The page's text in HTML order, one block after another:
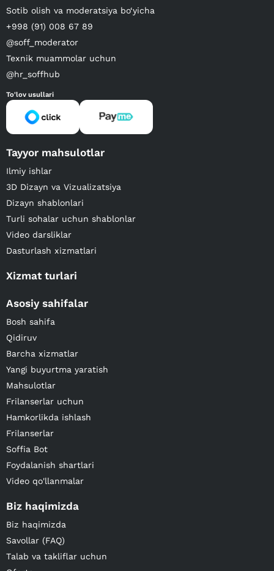
Sotib olish va moderatsiya bo‘yicha
+998 (91) 008 67 89
@soff_moderator
Texnik muammolar uchun
@hr_soffhub
To'lov usullari
Tayyor mahsulotlar
Ilmiy ishlar
3D Dizayn va Vizualizatsiya
Dizayn shablonlari
Turli sohalar uchun shablonlar
Video darsliklar
Dasturlash xizmatlari
Xizmat turlari
Asosiy sahifalar
Bosh sahifa
Qidiruv
Barcha xizmatlar
Yangi buyurtma yaratish
Mahsulotlar
Frilanserlar uchun
Hamkorlikda ishlash
Frilanserlar
Soffia Bot
Foydalanish shartlari
Video qo'llanmalar
Biz haqimizda
Biz haqimizda
Savollar (FAQ)
Talab va takliflar uchun